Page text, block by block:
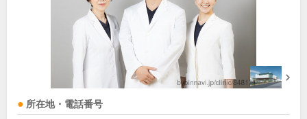
所在地・電話番号